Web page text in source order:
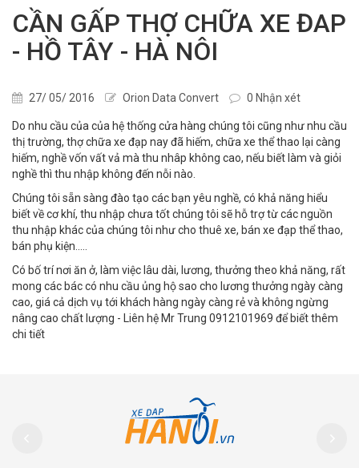
CẦN GẤP THỢ CHỮA XE ĐAP
- HỒ TÂY - HÀ NÔI
27/ 05/ 2016 Orion Data Convert 0 Nhận xét
Do nhu cầu của của hệ thống cửa hàng chúng tôi cũng như nhu cầu
thị trường, thợ chữa xe đạp nay đã hiếm, chữa xe thể thao lại càng
hiếm, nghề vốn vất vả mà thu nhâp không cao, nếu biết làm và giỏi
nghề thì thu nhập không đến nỗi nào.
Chúng tôi sẵn sàng đào tạo các bạn yêu nghề, có khả năng hiểu
biết về cơ khí, thu nhập chưa tốt chúng tôi sẽ hỗ trợ từ các nguồn
thu nhập khác của chúng tôi như cho thuê xe, bán xe đạp thể thao,
bán phụ kiện.....
Có bố trí nơi ăn ở, làm việc lâu dài, lương, thưởng theo khả năng, rất
mong các bác có nhu cầu ủng hộ sao cho lương thưởng ngày càng
cao, giá cả dịch vụ tới khách hàng ngày càng rẻ và không ngừng
nâng cao chất lượng - Liên hệ Mr Trung 0912101969 để biết thêm
chi tiết